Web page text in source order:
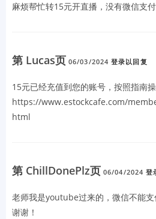
麻烦帮忙转15元开直播，没有微信支付
第 Lucas页 06/03/2024 登录以回复
15元已经充值到您的账号，按照指南操
https://www.estockcafe.com/
html
第 ChillDonePlz页 06/04/2024 登
老师我是youtube过来的，微信不能
谢谢！